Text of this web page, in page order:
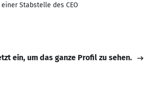
Stabstelle des CEO
ein, um das ganze Profil zu sehen.